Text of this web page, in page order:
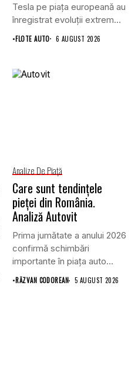
Tesla pe piața europeană au
înregistrat evoluții extrem
de...
•FLOTE AUTO 6 AUGUST 2026
Analize De Piață
Care sunt tendințele
pieței din România.
Analiză Autovit
Prima jumătate a anului 2026
confirmă schimbări
importante în piața auto
din...
•RĂZVAN CODOREAN 5 AUGUST 2026